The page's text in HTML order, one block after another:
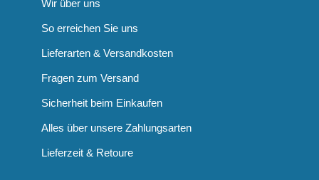
Wir über uns
So erreichen Sie uns
Lieferarten & Versandkosten
Fragen zum Versand
Sicherheit beim Einkaufen
Alles über unsere Zahlungsarten
Lieferzeit & Retoure